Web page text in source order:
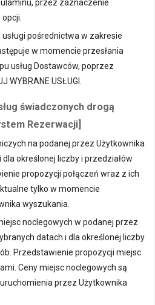
przez zaznaczenie
pośrednictwa w zakresie
w momencie przesłania
usług Dostawców, poprzez
WYBRANE USŁUGI.
świadczonych drogą
Rezerwacji]
na podanej przez Użytkownika
określonej liczby i przedziałów
propozycji połączeń wraz z ich
tylko w momencie
wyszukania.
noclegowych w podanej przez
datach i dla określonej liczby
Przedstawienie propozycji miejsc
Ceny miejsc noclegowych są
przez Użytkownika